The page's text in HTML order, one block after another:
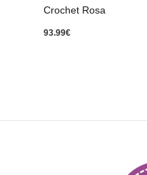
Crochet Rosa
93.99€